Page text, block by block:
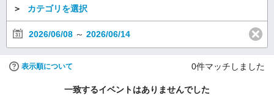
＞ カテゴリを選択
2026/06/08 ～ 2026/06/14
表示順について 0件マッチしました
一致するイベントはありませんでした